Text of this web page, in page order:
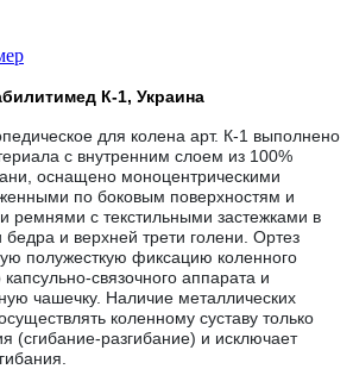
К-1, Украина
для колена арт. К-1 выполнено
с внутренним слоем из 100%
оснащено моноцентрическими
по боковым поверхностям и
ремнями с текстильными застежками в
бедра и верхней трети голени. Ортез
полужесткую фиксацию коленного
капсульно-связочного аппарата и
чашечку. Наличие металлических
коленному суставу только
(сгибание-разгибание) и исключает